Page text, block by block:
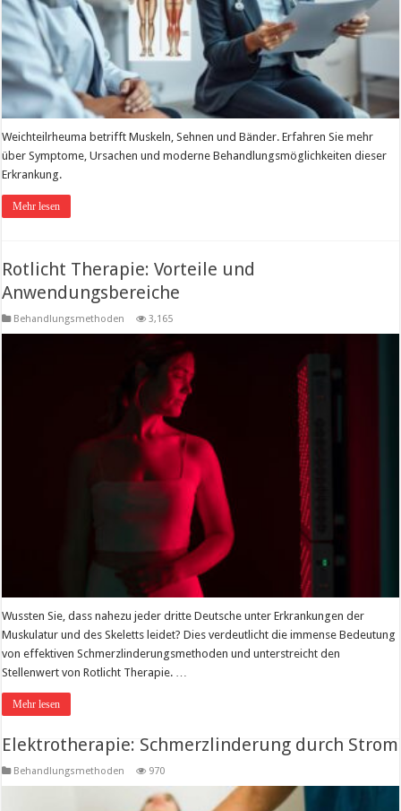
Weichteilrheuma betrifft Muskeln, Sehnen und Bänder. Erfahren Sie mehr
über Symptome, Ursachen und moderne Behandlungsmöglichkeiten dieser
Erkrankung.
Mehr lesen
Rotlicht Therapie: Vorteile und
Anwendungsbereiche
Behandlungsmethoden 3,165
Wussten Sie, dass nahezu jeder dritte Deutsche unter Erkrankungen der
Muskulatur und des Skeletts leidet? Dies verdeutlicht die immense Bedeutung
von effektiven Schmerzlinderungsmethoden und unterstreicht den
Stellenwert von Rotlicht Therapie. …
Mehr lesen
Elektrotherapie: Schmerzlinderung durch Strom
Behandlungsmethoden 970